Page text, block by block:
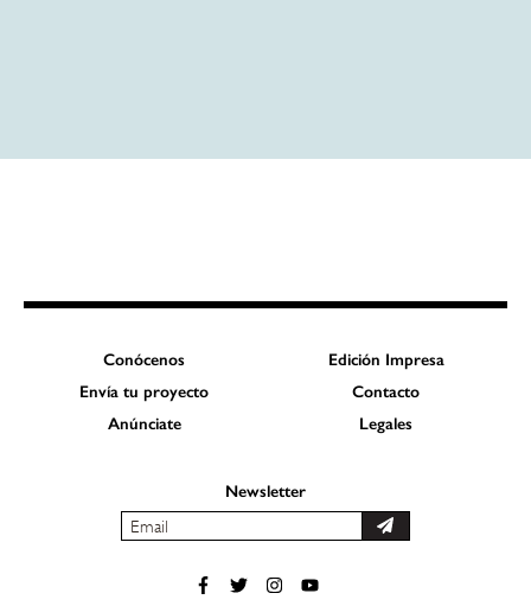
Conócenos
Edición Impresa
Envía tu proyecto
Contacto
Anúnciate
Legales
Newsletter